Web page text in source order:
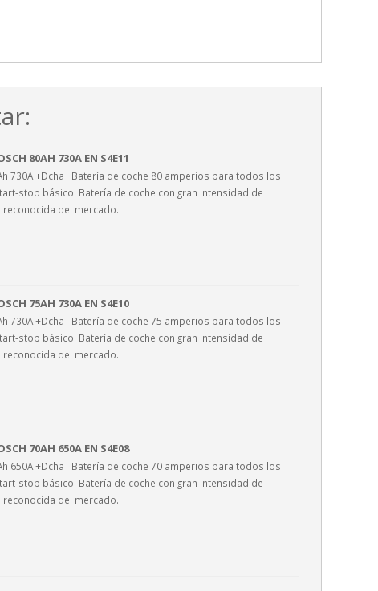
80AH 730A EN S4E11
730A +Dcha Batería de coche 80 amperios para todos los
stop básico. Batería de coche con gran intensidad de
reconocida del mercado.
75AH 730A EN S4E10
730A +Dcha Batería de coche 75 amperios para todos los
stop básico. Batería de coche con gran intensidad de
reconocida del mercado.
70AH 650A EN S4E08
650A +Dcha Batería de coche 70 amperios para todos los
stop básico. Batería de coche con gran intensidad de
reconocida del mercado.